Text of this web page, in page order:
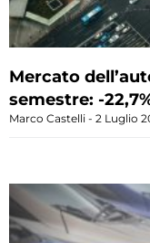
Mercato
semestre: -
Marco Castelli 2 Luglio